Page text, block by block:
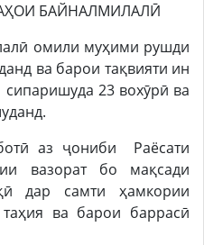
омили муҳими рушди
ва барои тақвияти ин
23 вохӯрӣ ва
аз ҷониби Раёсати
вазорат бо мақсади
дар самти ҳамкории
ва барои баррасӣ